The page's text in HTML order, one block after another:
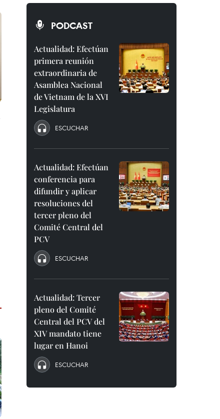
PODCAST
Actualidad: Efectúan
primera reunión
extraordinaria de
Asamblea Nacional
de Vietnam de la XVI
Legislatura
ESCUCHAR
Actualidad: Efectúan
conferencia para
difundir y aplicar
resoluciones del
tercer pleno del
Comité Central del
PCV
ESCUCHAR
Actualidad: Tercer
pleno del Comité
Central del PCV del
XIV mandato tiene
lugar en Hanoi
ESCUCHAR